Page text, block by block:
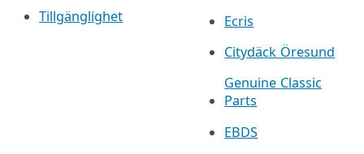
Tillgänglighet
Ecris
Citydäck Öresund
Genuine Classic
Parts
EBDS